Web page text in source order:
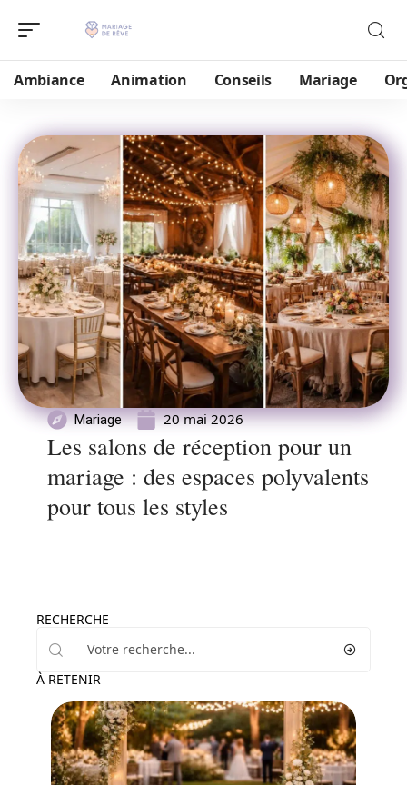
Ambiance Animation Conseils Mariage
Mariage 20 mai 2026
Les salons de réception pour un
mariage : des espaces polyvalents
pour tous les styles
RECHERCHE
À RETENIR